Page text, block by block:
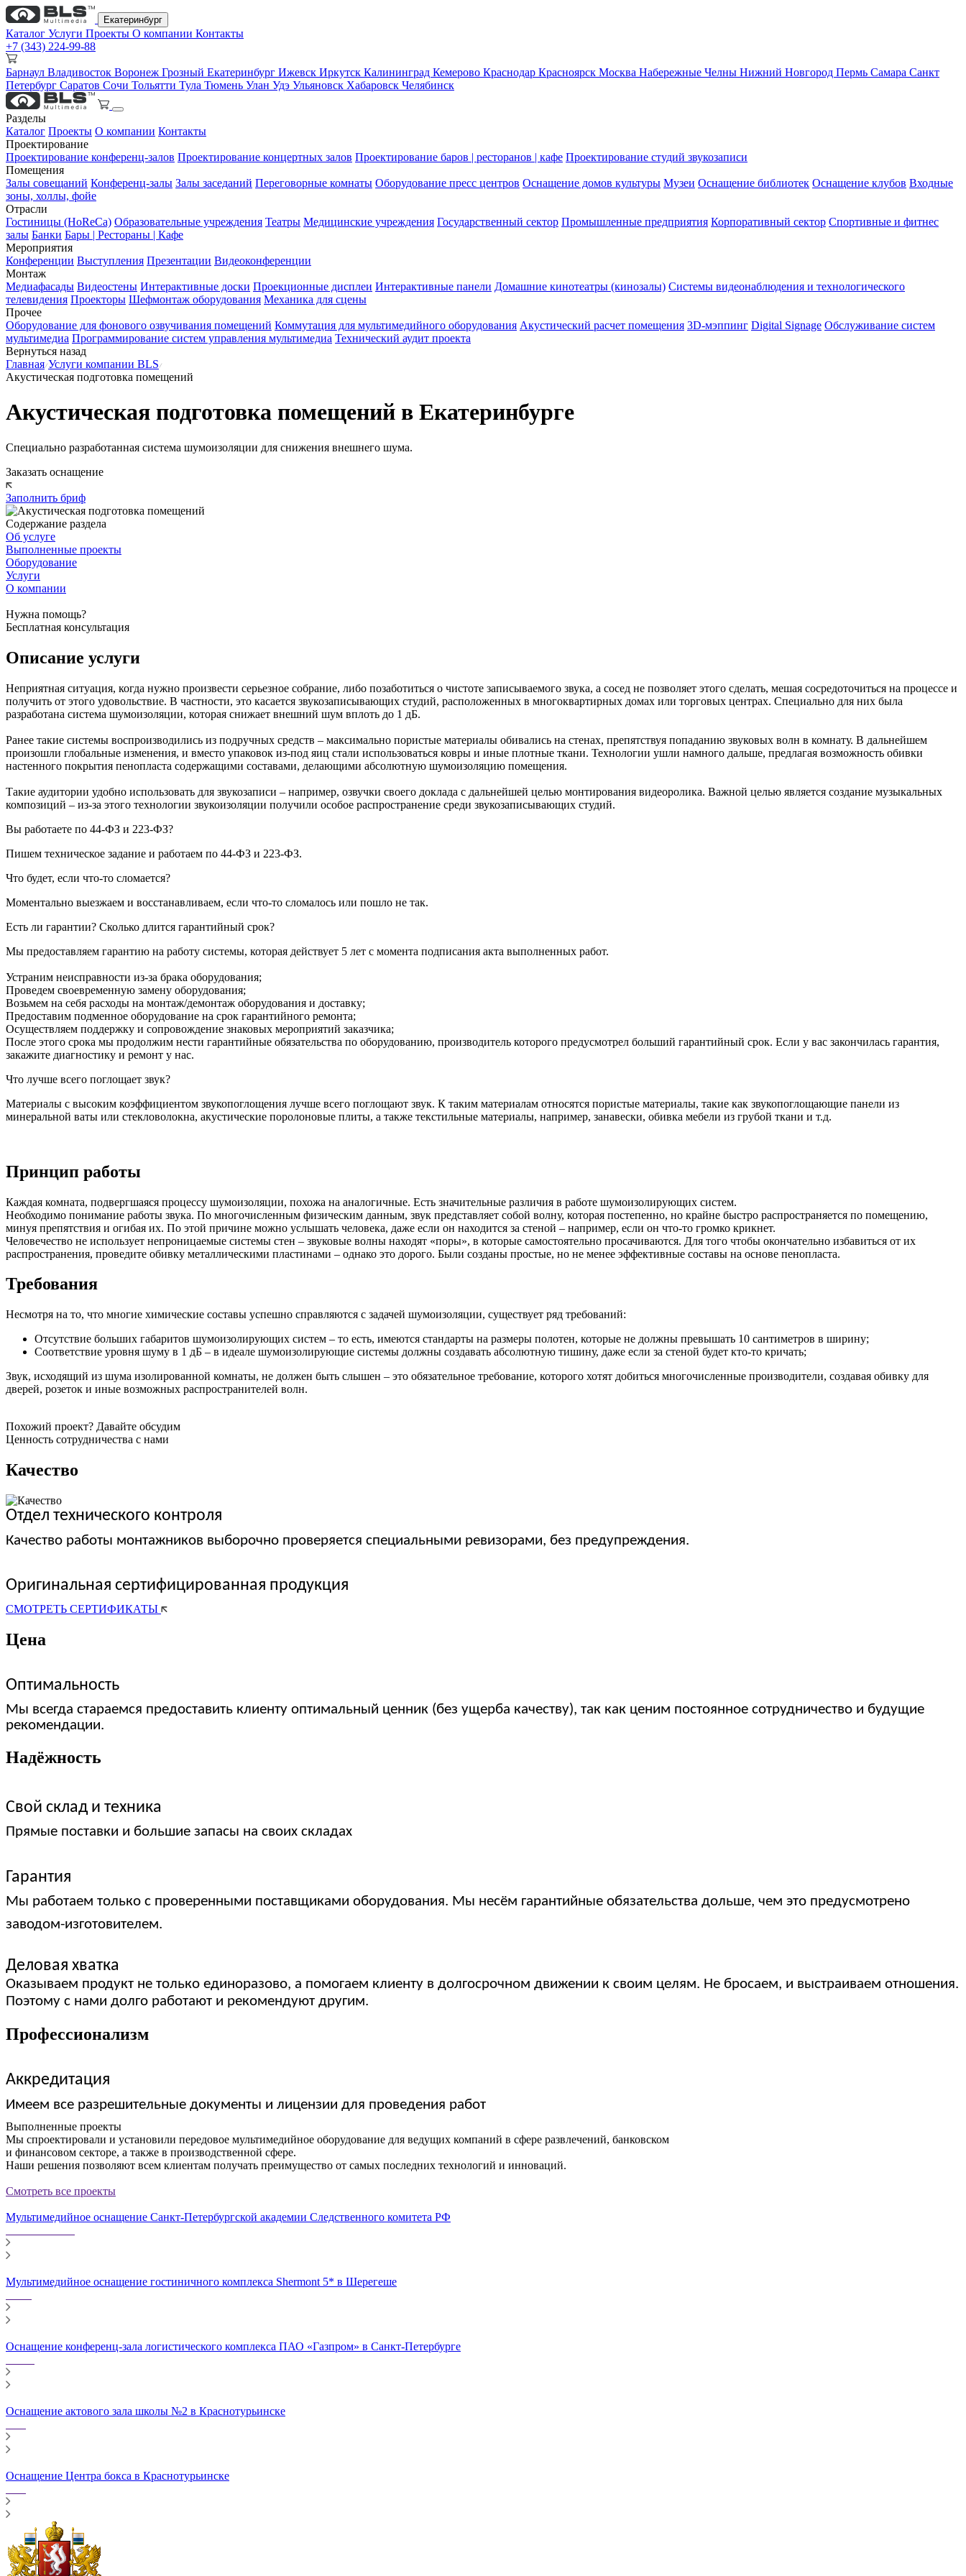
Екатеринбург
Каталог Услуги Проекты О компании Контакты
+7 (343) 224-99-88
Барнаул Владивосток Воронеж Грозный Екатеринбург Ижевск Иркутск Калининград Кемерово Краснодар Красноярск Москва Набережные Челны Нижний Новгород Пермь Самара Санкт
Петербург Саратов Сочи Тольятти Тула Тюмень Улан Удэ Ульяновск Хабаровск Челябинск
Разделы
Каталог Проекты О компании Контакты
Проектирование
Проектирование конференц-залов Проектирование концертных залов Проектирование баров | ресторанов | кафе Проектирование студий звукозаписи
Помещения
Залы совещаний Конференц-залы Залы заседаний Переговорные комнаты Оборудование пресс центров Оснащение домов культуры Музеи Оснащение библиотек Оснащение клубов Входные
зоны, холлы, фойе
Отрасли
Гостиницы (HoReCa) Образовательные учреждения Театры Медицинские учреждения Государственный сектор Промышленные предприятия Корпоративный сектор Спортивные и фитнес
залы Банки Бары | Рестораны | Кафе
Мероприятия
Конференции Выступления Презентации Видеоконференции
Монтаж
Медиафасады Видеостены Интерактивные доски Проекционные дисплеи Интерактивные панели Домашние кинотеатры (кинозалы) Системы видеонаблюдения и технологического
телевидения Проекторы Шефмонтаж оборудования Механика для сцены
Прочее
Оборудование для фонового озвучивания помещений Коммутация для мультимедийного оборудования Акустический расчет помещения 3D-мэппинг Digital Signage Обслуживание систем
мультимедиа Программирование систем управления мультимедиа Технический аудит проекта
Вернуться назад
Главная Услуги компании BLS
Акустическая подготовка помещений
Акустическая подготовка помещений в Екатеринбурге
Специально разработанная система шумоизоляции для снижения внешнего шума.
Заказать оснащение
Заполнить бриф
Содержание раздела
Об услуге
Выполненные проекты
Оборудование
Услуги
О компании
Нужна помощь?
Бесплатная консультация
Описание услуги
Неприятная ситуация, когда нужно произвести серьезное собрание, либо позаботиться о чистоте записываемого звука, а сосед не позволяет этого сделать, мешая сосредоточиться на процессе и
получить от этого удовольствие. В частности, это касается звукозаписывающих студий, расположенных в многоквартирных домах или торговых центрах. Специально для них была
разработана система шумоизоляции, которая снижает внешний шум вплоть до 1 дБ.
Ранее такие системы воспроизводились из подручных средств – максимально пористые материалы обивались на стенах, препятствуя попаданию звуковых волн в комнату. В дальнейшем
произошли глобальные изменения, и вместо упаковок из-под яиц стали использоваться ковры и иные плотные ткани. Технологии ушли намного дальше, предлагая возможность обивки
настенного покрытия пенопласта содержащими составами, делающими абсолютную шумоизоляцию помещения.
Такие аудитории удобно использовать для звукозаписи – например, озвучки своего доклада с дальнейшей целью монтирования видеоролика. Важной целью является создание музыкальных
композиций – из-за этого технологии звукоизоляции получили особое распространение среди звукозаписывающих студий.
Вы работаете по 44-ФЗ и 223-ФЗ?
Пишем техническое задание и работаем по 44-ФЗ и 223-ФЗ.
Что будет, если что-то сломается?
Моментально выезжаем и восстанавливаем, если что-то сломалось или пошло не так.
Есть ли гарантии? Сколько длится гарантийный срок?
Мы предоставляем гарантию на работу системы, которая действует 5 лет с момента подписания акта выполненных работ.
Устраним неисправности из-за брака оборудования;
Проведем своевременную замену оборудования;
Возьмем на себя расходы на монтаж/демонтаж оборудования и доставку;
Предоставим подменное оборудование на срок гарантийного ремонта;
Осуществляем поддержку и сопровождение знаковых мероприятий заказчика;
После этого срока мы продолжим нести гарантийные обязательства по оборудованию, производитель которого предусмотрел больший гарантийный срок. Если у вас закончилась гарантия,
закажите диагностику и ремонт у нас.
Что лучше всего поглощает звук?
Материалы с высоким коэффициентом звукопоглощения лучше всего поглощают звук. К таким материалам относятся пористые материалы, такие как звукопоглощающие панели из
минеральной ваты или стекловолокна, акустические поролоновые плиты, а также текстильные материалы, например, занавески, обивка мебели из грубой ткани и т.д.
Принцип работы
Каждая комната, подвергшаяся процессу шумоизоляции, похожа на аналогичные. Есть значительные различия в работе шумоизолирующих систем.
Необходимо понимание работы звука. По многочисленным физическим данным, звук представляет собой волну, которая постепенно, но крайне быстро распространяется по помещению,
минуя препятствия и огибая их. По этой причине можно услышать человека, даже если он находится за стеной – например, если он что-то громко крикнет.
Человечество не использует непроницаемые системы стен – звуковые волны находят «поры», в которые самостоятельно просачиваются. Для того чтобы окончательно избавиться от их
распространения, проведите обивку металлическими пластинами – однако это дорого. Были созданы простые, но не менее эффективные составы на основе пенопласта.
Требования
Несмотря на то, что многие химические составы успешно справляются с задачей шумоизоляции, существует ряд требований:
Отсутствие больших габаритов шумоизолирующих систем – то есть, имеются стандарты на размеры полотен, которые не должны превышать 10 сантиметров в ширину;
Соответствие уровня шуму в 1 дБ – в идеале шумоизолирующие системы должны создавать абсолютную тишину, даже если за стеной будет кто-то кричать;
Звук, исходящий из шума изолированной комнаты, не должен быть слышен – это обязательное требование, которого хотят добиться многочисленные производители, создавая обивку для
дверей, розеток и иные возможных распространителей волн.
Похожий проект? Давайте обсудим
Ценность сотрудничества с нами
Качество
Отдел технического контроля
Качество работы монтажников выборочно проверяется специальными ревизорами, без предупреждения.
Оригинальная сертифицированная продукция
СМОТРЕТЬ СЕРТИФИКАТЫ
Цена
Оптимальность
Мы всегда стараемся предоставить клиенту оптимальный ценник (без ущерба качеству), так как ценим постоянное сотрудничество и будущие
рекомендации.
Надёжность
Свой склад и техника
Прямые поставки и большие запасы на своих складах
Гарантия
Мы работаем только с проверенными поставщиками оборудования. Мы несём гарантийные обязательства дольше, чем это предусмотрено
заводом-изготовителем.
Деловая хватка
Оказываем продукт не только единоразово, а помогаем клиенту в долгосрочном движении к своим целям. Не бросаем, и выстраиваем отношения.
Поэтому с нами долго работают и рекомендуют другим.
Профессионализм
Аккредитация
Имеем все разрешительные документы и лицензии для проведения работ
Выполненные проекты
Мы спроектировали и установили передовое мультимедийное оборудование для ведущих компаний в сфере развлечений, банковском
и финансовом секторе, а также в производственной сфере.
Наши решения позволяют всем клиентам получать преимущество от самых последних технологий и инноваций.
Смотреть все проекты
Мультимедийное оснащение Санкт-Петербургской академии Следственного комитета РФ
Мультимедийное оснащение гостиничного комплекса Shermont 5* в Шерегеше
Оснащение конференц-зала логистического комплекса ПАО «Газпром» в Санкт-Петербурге
Оснащение актового зала школы №2 в Краснотурьинске
Оснащение Центра бокса в Краснотурьинске